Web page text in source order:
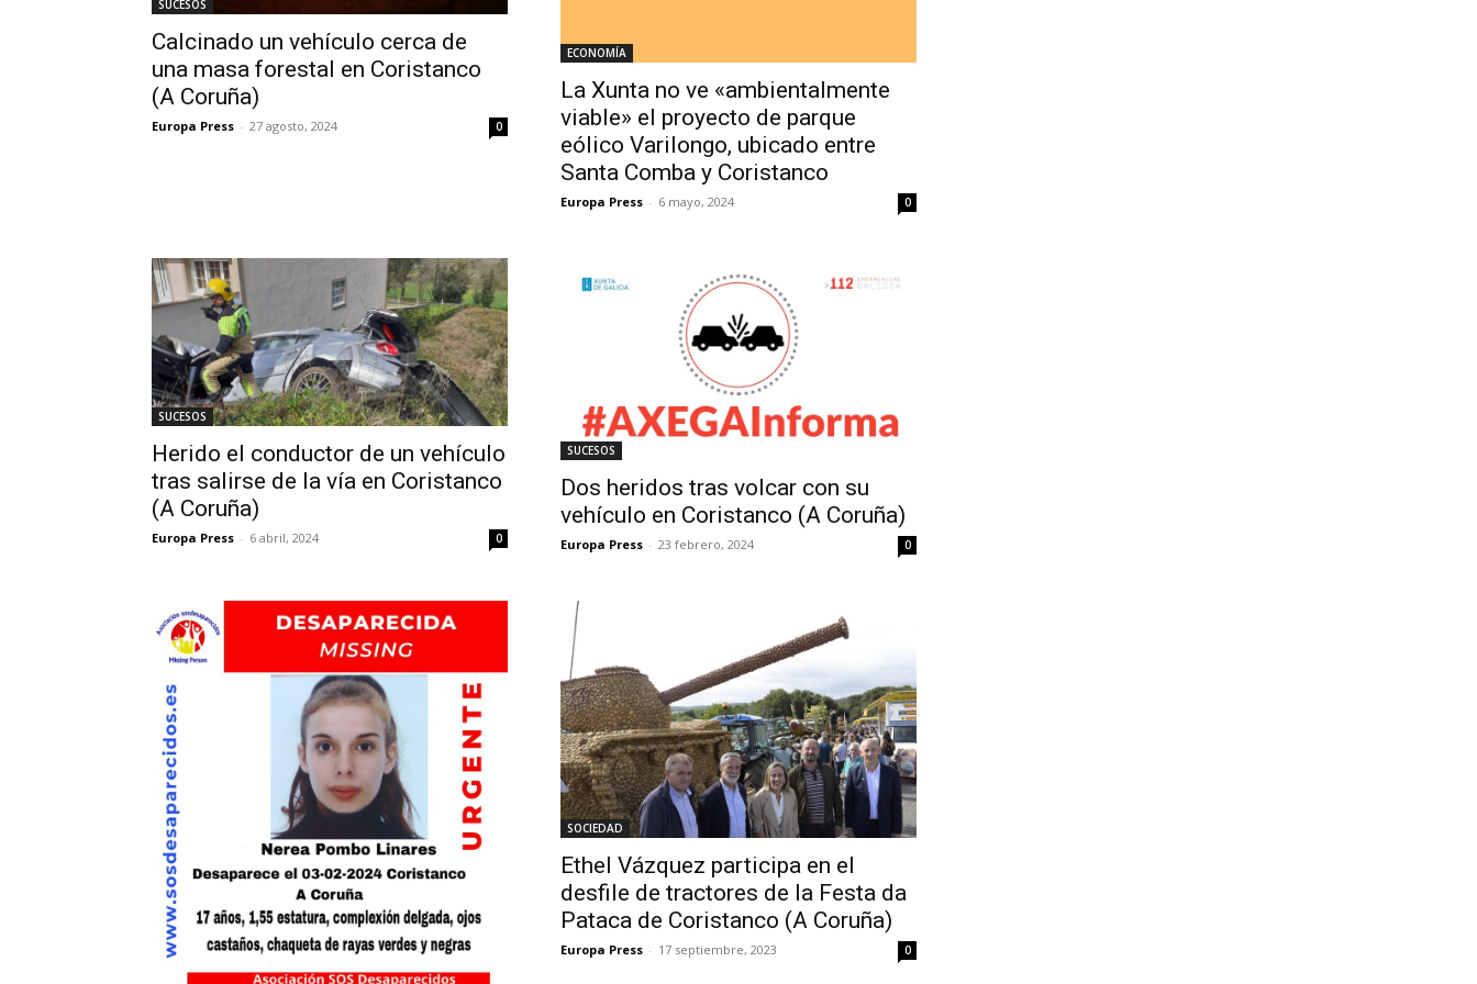
SUCESOS
Calcinado un vehículo cerca de
una masa forestal en Coristanco
(A Coruña)
Europa Press - 27 agosto, 2024 0
ECONOMÍA
La Xunta no ve «ambientalmente
viable» el proyecto de parque
eólico Varilongo, ubicado entre
Santa Comba y Coristanco
Europa Press - 6 mayo, 2024 0
SUCESOS
Herido el conductor de un vehículo
tras salirse de la vía en Coristanco
(A Coruña)
Europa Press - 6 abril, 2024 0
SUCESOS
Dos heridos tras volcar con su
vehículo en Coristanco (A Coruña)
Europa Press - 23 febrero, 2024 0
SOCIEDAD
Ethel Vázquez participa en el
desfile de tractores de la Festa da
Pataca de Coristanco (A Coruña)
Europa Press - 17 septiembre, 2023 0